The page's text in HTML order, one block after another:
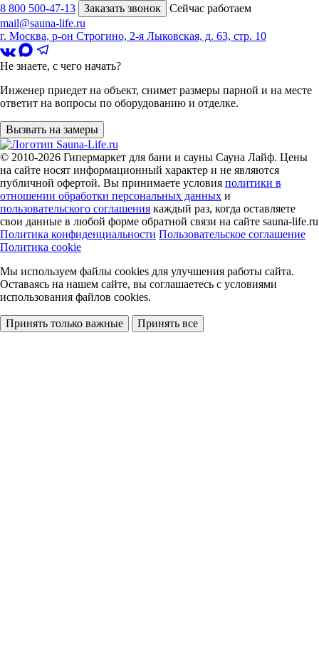
8 800 500-47-13
Заказать звонок
Сейчас работаем
mail@sauna-life.ru
г. Москва, р-он Строгино, 2-я Лыковская, д. 63, стр. 10
Не знаете, с чего начать?
Инженер приедет на объект, снимет размеры парной и на месте
ответит на вопросы по оборудованию и отделке.
Вызвать на замеры
© 2010-2026 Гипермаркет для бани и сауны Сауна Лайф. Цены
на сайте носят информационный характер и не являются
публичной офертой. Вы принимаете условия политики в
отношении обработки персональных данных и
пользовательского соглашения каждый раз, когда оставляете
свои данные в любой форме обратной связи на сайте sauna-life.ru
Политика конфиденциальности Пользовательское соглашение
Политика cookie
Мы используем файлы cookies для улучшения работы сайта.
Оставаясь на нашем сайте, вы соглашаетесь с условиями
использования файлов cookies.
Принять только важные Принять все